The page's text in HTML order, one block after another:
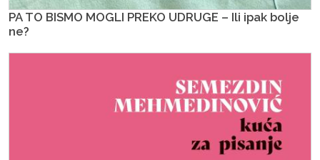
PA TO BISMO MOGLI PREKO UDRUGE – Ili ipak bolje
ne?